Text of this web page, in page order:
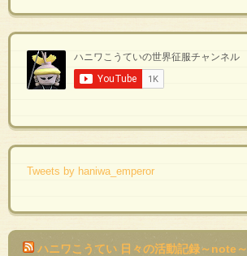
Tweets by haniwa_emperor
ハニワこうてい 日々の活動記録～note～